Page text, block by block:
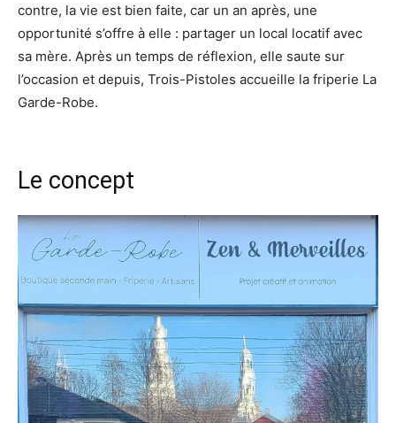
contre, la vie est bien faite, car un an après, une
opportunité s’offre à elle : partager un local locatif avec
sa mère. Après un temps de réflexion, elle saute sur
l’occasion et depuis, Trois-Pistoles accueille la friperie La
Garde-Robe.
Le concept